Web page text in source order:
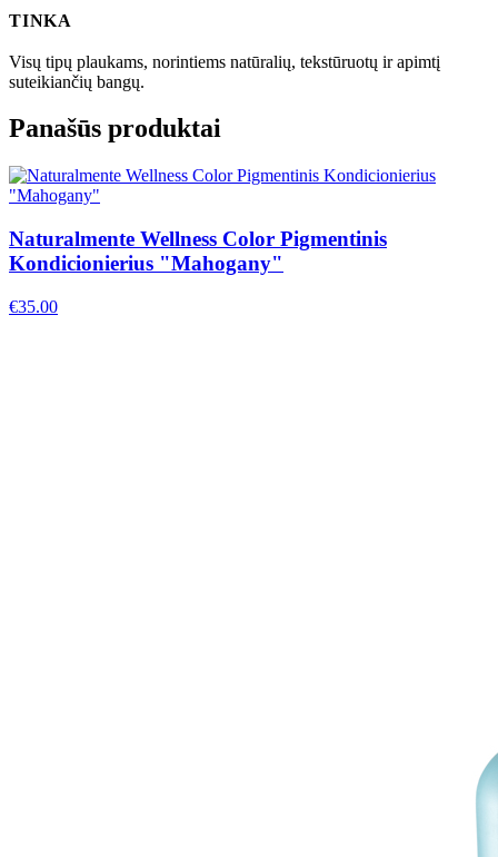
TINKA
Visų tipų plaukams, norintiems natūralių, tekstūruotų ir apimtį
suteikiančių bangų.
Panašūs produktai
Naturalmente Wellness Color Pigmentinis
Kondicionierius "Mahogany"
€35.00